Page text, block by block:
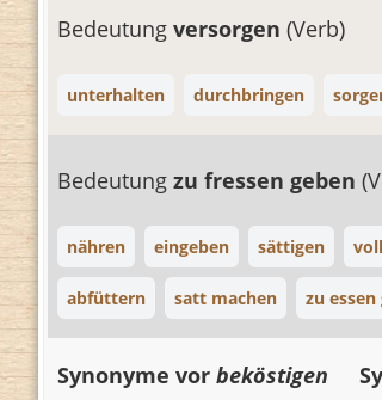
Bedeutung versorgen (Verb)
unterhalten durchbringen
Bedeutung zu fressen geben
nähren eingeben sättigen
abfüttern satt machen zu essen
Synonyme vor beköstigen